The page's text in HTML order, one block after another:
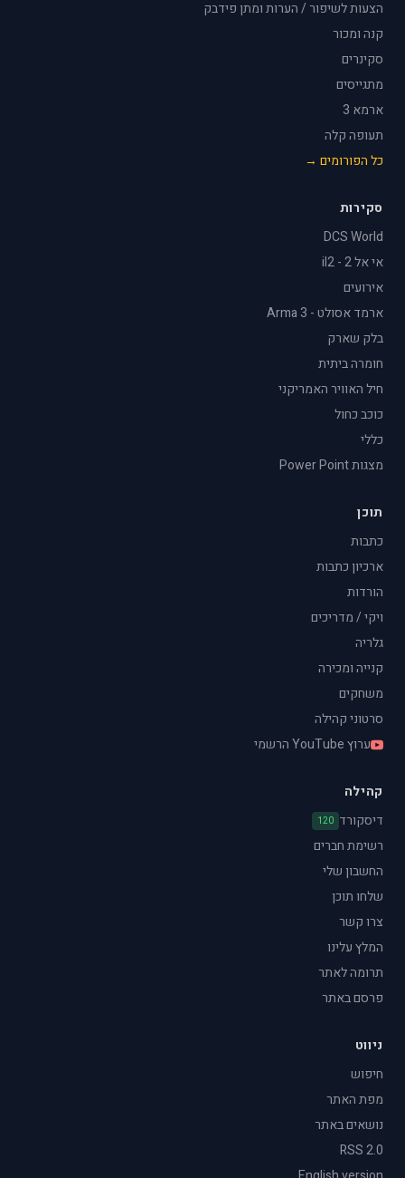
הצעות לשיפור / הערות ומתן פידבק
קנה ומכור
סקינרים
מתגייסים
ארמא 3
תעופה קלה
כל הפורומים →
סקירות
DCS World
אי אל 2 - il2
אירועים
ארמד אסולט - Arma 3
בלק שארק
חומרה ביתית
חיל האוויר האמריקני
כוכב כחול
כללי
מצגות Power Point
תוכן
כתבות
ארכיון כתבות
הורדות
ויקי / מדריכים
גלריה
קנייה ומכירה
משחקים
סרטוני קהילה
ערוץ YouTube הרשמי
קהילה
דיסקורד 120
רשימת חברים
החשבון שלי
שלחו תוכן
צרו קשר
המלץ עלינו
תרומה לאתר
פרסם באתר
ניווט
חיפוש
מפת האתר
נושאים באתר
RSS 2.0